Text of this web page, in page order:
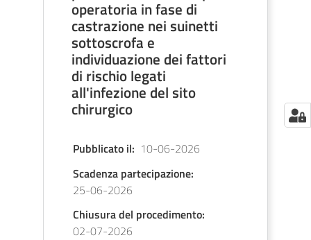
operatoria in fase di
castrazione nei suinetti
sottoscrofa e
individuazione dei fattori
di rischio legati
all'infezione del sito
chirurgico
Pubblicato il: 10-06-2026
Scadenza partecipazione:
25-06-2026
Chiusura del procedimento:
02-07-2026